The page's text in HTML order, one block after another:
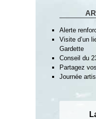
Alerte
Visite d’un
Gardette
Conseil du
Partagez
Journée